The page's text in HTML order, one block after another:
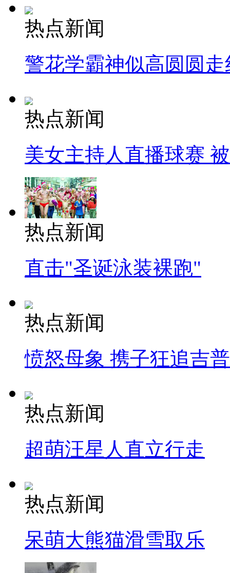
热点新闻
警花学霸神似高圆圆走
热点新闻
美女主持人直播球赛
热点新闻
直击"圣诞泳装裸跑"
热点新闻
愤怒母象 携子狂追吉
热点新闻
超萌汪星人直立行走
热点新闻
呆萌大熊猫滑雪取乐